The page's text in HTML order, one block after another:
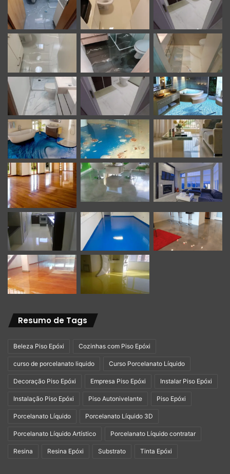
Resumo de Tags
Beleza Piso Epóxi Cozinhas com Piso Epóxi
curso de porcelanato liquido Curso Porcelanato Líquido
Decoração Piso Epóxi Empresa Piso Epóxi Instalar Piso Epóxi
Instalação Piso Epóxi Piso Autonivelante Piso Epóxi
Porcelanato Líquido Porcelanato Líquido 3D
Porcelanato Líquido Artístico Porcelanato Líquido contratar
Resina Resina Epóxi Substrato Tinta Epóxi